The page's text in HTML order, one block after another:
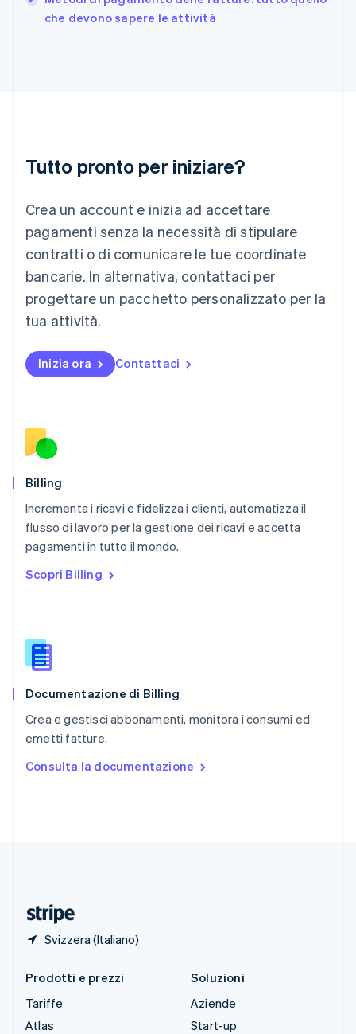
che devono sapere le attività
Tutto pronto per iniziare?
Crea un account e inizia ad accettare
pagamenti senza la necessità di stipulare
contratti o di comunicare le tue coordinate
bancarie. In alternativa, contattaci per
progettare un pacchetto personalizzato per la
tua attività.
Inizia ora Contattaci
Billing
Incrementa i ricavi e fidelizza i clienti, automatizza il
flusso di lavoro per la gestione dei ricavi e accetta
pagamenti in tutto il mondo.
Scopri Billing
Documentazione di Billing
Crea e gestisci abbonamenti, monitora i consumi ed
emetti fatture.
Consulta la documentazione
Svizzera (Italiano)
India
Lituania
Lussemburgo
Deutsch English
Malaysia
English 简体中文
Malta
Messico
EspañolEnglish
English
Nuova Zelanda
English
Portogallo
Português
English简体中文
Regno Unito
English
English
English
Slovacchia
Slovenia
Spagna
EspañolEnglish
English Español简体中文
Prodotti e prezzi
Tariffe
Atlas
Soluzioni
Aziende
Start-up